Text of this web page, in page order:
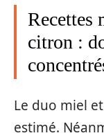
Recettes
citron :
Le duo miel
estimé.